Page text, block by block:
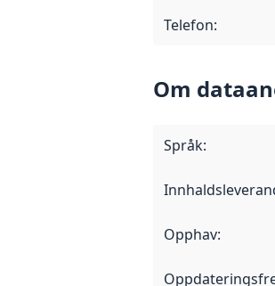
Telefon:
Om
Språk:
Opphav: